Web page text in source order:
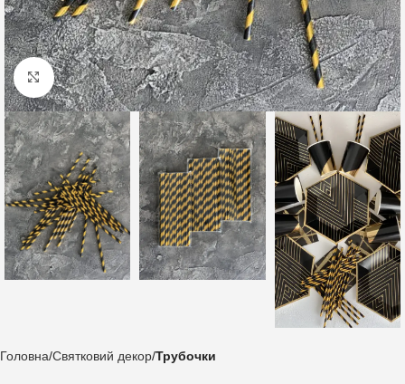
Клацніть, щоб збільшити
Головна Святковий декор Трубочки